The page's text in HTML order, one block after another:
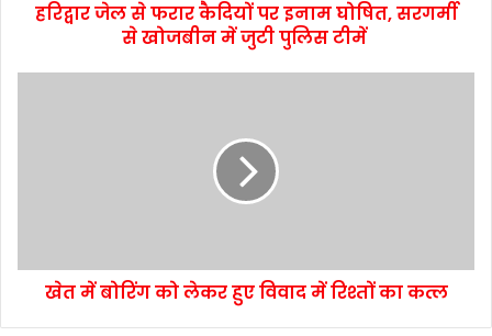
हरिद्वार जेल से फरार कैदियों पर इनाम घोषित, सरगर्मी
से खोजबीन में जुटी पुलिस टीमें
खेत में बोरिंग को लेकर हुए विवाद में रिश्तों का कत्ल